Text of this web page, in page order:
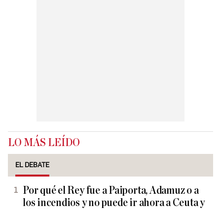
LO MÁS LEÍDO
EL DEBATE
Por qué el Rey fue a Paiporta, Adamuz o a
los incendios y no puede ir ahora a Ceuta y